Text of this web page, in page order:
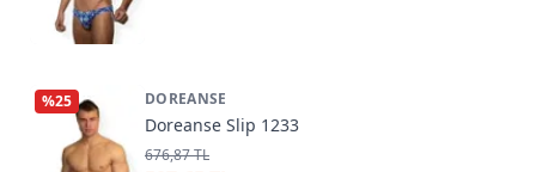
%25 DOREANSE
Doreanse Slip 1233
676,87 TL